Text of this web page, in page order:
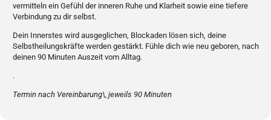
vermitteln ein Gefühl der inneren Ruhe und Klarheit sowie eine tiefere
Verbindung zu dir selbst.
Dein Innerstes wird ausgeglichen, Blockaden lösen sich, deine
Selbstheilungskräfte werden gestärkt. Fühle dich wie neu geboren, nach
deinen 90 Minuten Auszeit vom Alltag.
.
Termin nach Vereinbarung\, jeweils 90 Minuten